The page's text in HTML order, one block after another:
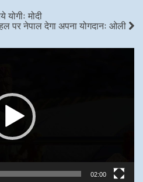
मोदी
पर नेपाल देगा अपना योगदानः ओली
02:00